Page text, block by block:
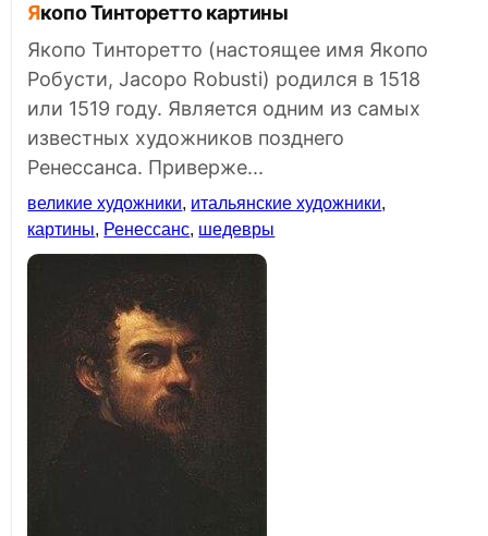
Якопо Тинторетто картины
Якопо Тинторетто (настоящее имя Якопо
Робусти, Jacopo Robusti) родился в 1518
или 1519 году. Является одним из самых
известных художников позднего
Ренессанса. Приверже...
великие художники, итальянские художники,
картины, Ренессанс, шедевры